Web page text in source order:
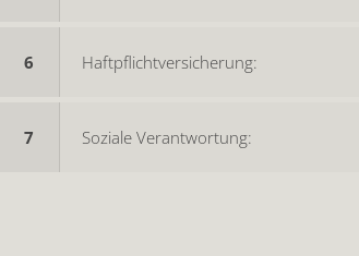
6 Haftpflichtversicherung:
7 Soziale Verantwortung: